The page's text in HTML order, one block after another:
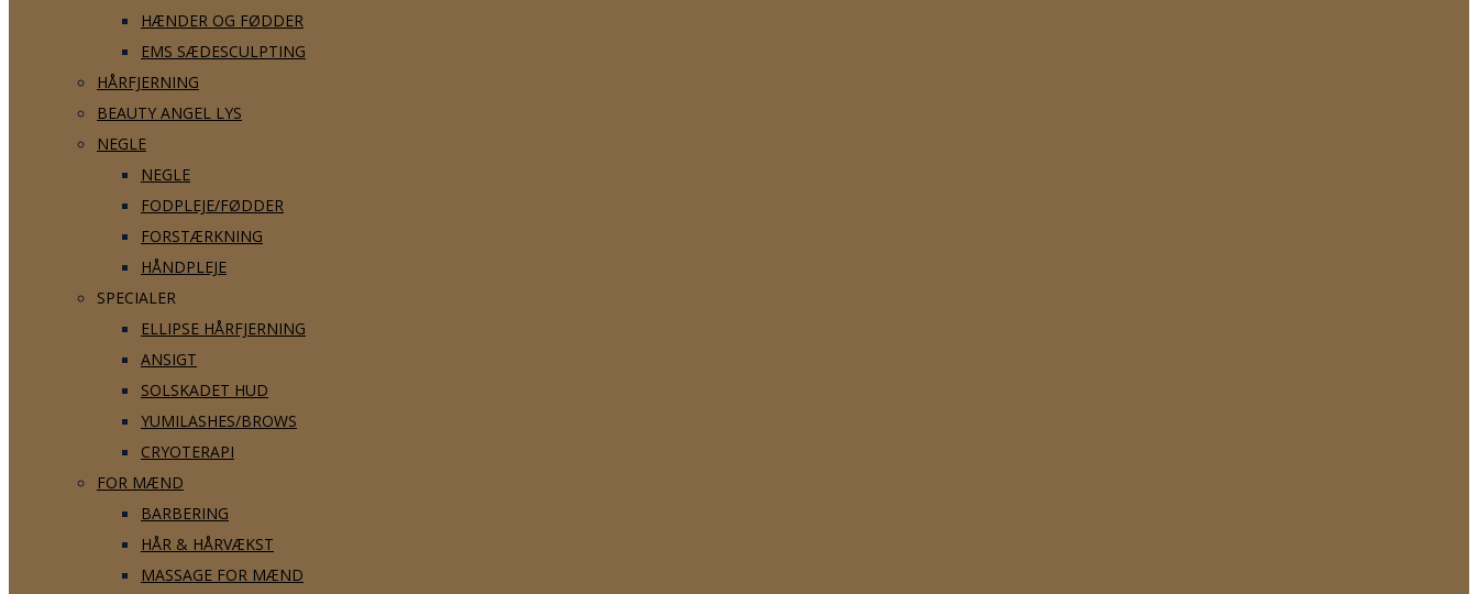
HÆNDER OG FØDDER
EMS SÆDESCULPTING
HÅRFJERNING
BEAUTY ANGEL LYS
NEGLE
NEGLE
FODPLEJE/FØDDER
FORSTÆRKNING
HÅNDPLEJE
SPECIALER
ELLIPSE HÅRFJERNING
ANSIGT
SOLSKADET HUD
YUMILASHES/BROWS
CRYOTERAPI
FOR MÆND
BARBERING
HÅR & HÅRVÆKST
MASSAGE FOR MÆND